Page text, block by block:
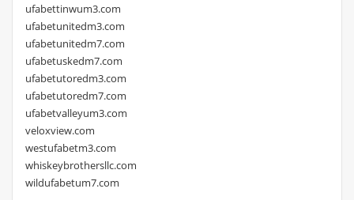
ufabettinwum3.com
ufabetunitedm3.com
ufabetunitedm7.com
ufabetuskedm7.com
ufabetutoredm3.com
ufabetutoredm7.com
ufabetvalleyum3.com
veloxview.com
westufabetm3.com
whiskeybrothersllc.com
wildufabetum7.com